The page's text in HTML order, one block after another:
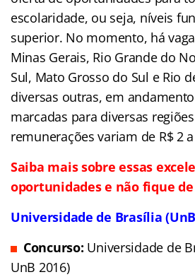
escolaridade, ou seja, níveis
superior. No momento, há
Minas Gerais, Rio Grande do
Sul, Mato Grosso do Sul e Rio
diversas outras, em
marcadas para diversas
remunerações variam de R$ 2
Saiba mais sobre essas
oportunidades e não fique
Universidade de Brasília
Concurso: Universidade de
UnB 2016)